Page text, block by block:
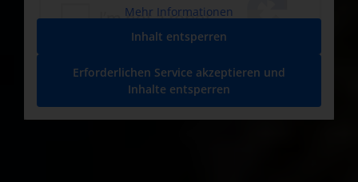
Mehr Informationen
Inhalt entsperren
Erforderlichen Service akzeptieren und
Inhalte entsperren